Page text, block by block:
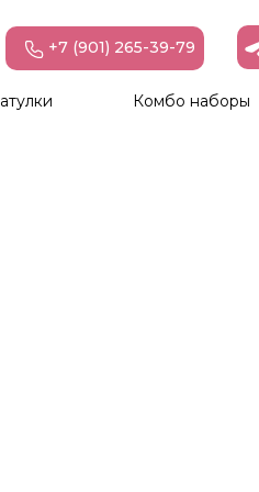
Комбо наборы
+7 (901) 265-39-79